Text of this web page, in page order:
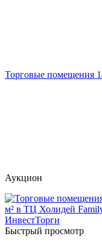
Торговые помещения
Аукцион
Быстрый просмотр